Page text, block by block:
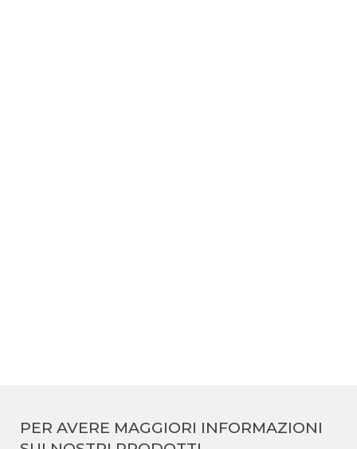
PER AVERE MAGGIORI INFORMAZIONI